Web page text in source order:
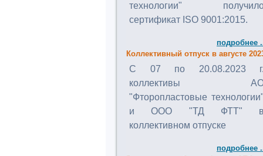
технологии"
сертификат ISO 9001:2015.
подробнее
Коллективный отпуск в августе
C 07 по 20.08.2023 г.
коллективы
"Фторопластовые технологии"
и ООО "ТД ФТТ" в
коллективном отпуске
подробнее